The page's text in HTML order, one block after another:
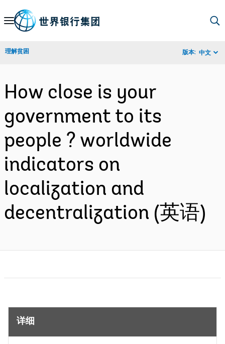
Skip
Navigation
理解贫困 版本: 中文
How close is your
government to its
people ? worldwide
indicators on
localization and
decentralization (英语)
详细